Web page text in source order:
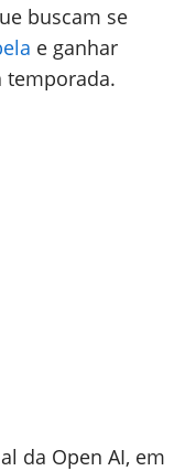
buscam se
e ganhar
temporada.
da Open AI, em